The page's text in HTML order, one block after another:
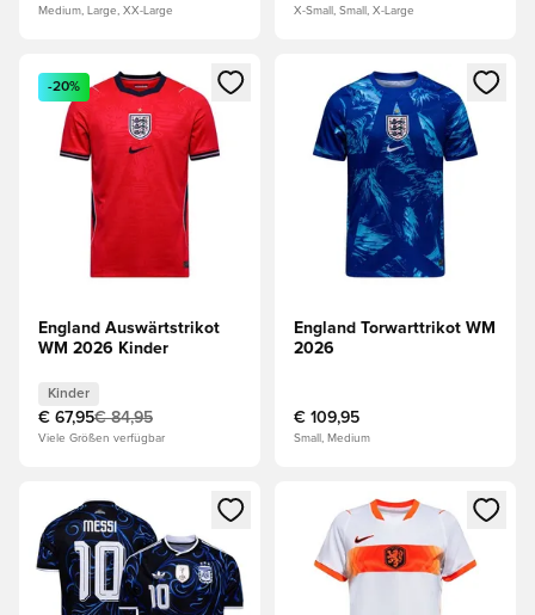
Medium, Large, XX-Large X-Small, Small, X-Large
Öffnet ein Fenster zum Anmelden oder Registrieren als
-20%
England Auswärtstrikot
WM 2026 Kinder
Kinder
€ 67,95€ 84,95
Viele Größen verfügbar
Öffnet ein Fenster zum
England Torwarttrikot WM
2026
€ 109,95
Small, Medium
Öffnet ein Fenster zum Anmelden oder Registrieren als
Öffnet ein Fenster zum